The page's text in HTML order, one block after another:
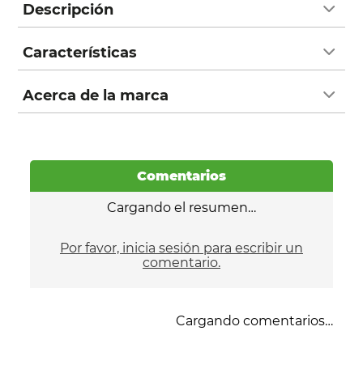
Descripción
Características
Acerca de la marca
Comentarios
Cargando el resumen…
Por favor, inicia sesión para escribir un
comentario.
Cargando comentarios…